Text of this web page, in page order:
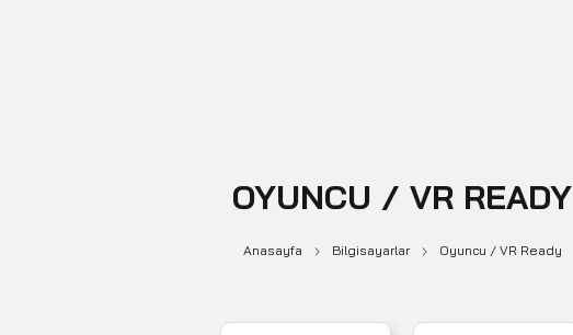
OYUNCU / VR READY
Anasayfa Bilgisayarlar Oyuncu / VR Ready